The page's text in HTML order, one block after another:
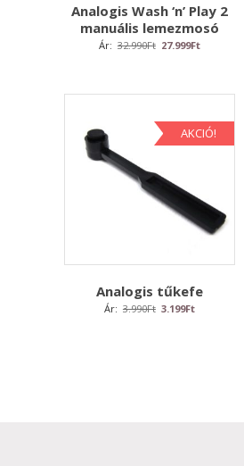
Analogis Wash ‘n’ Play 2
manuális lemezmosó
Ár: 32.990Ft Original
32.990Ft.
27.999FtCurrent
27.999Ft.
AKCIÓ!
Analogis tűkefe
Ár: 3.990Ft Original
3.199FtCurrent